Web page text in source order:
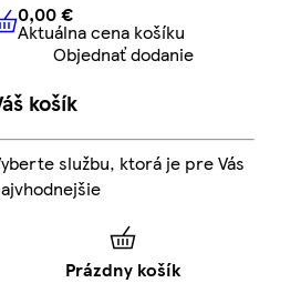
0,00 € Aktuálna cena košíku
0,00 €
Aktuálna cena košíku
Objednať dodanie
košík
službu, ktorá je pre Vás
Prázdny košík